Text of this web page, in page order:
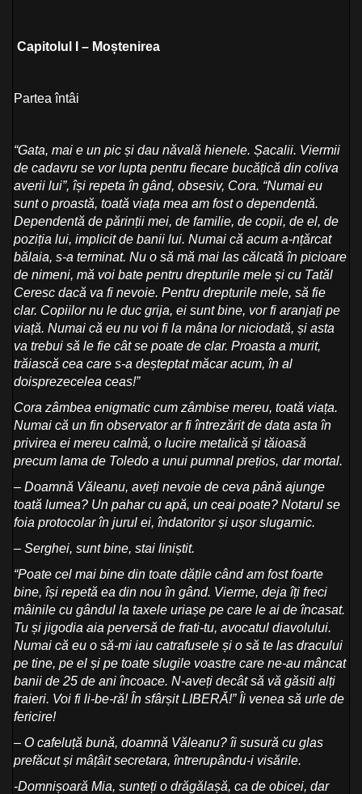
Capitolul I – Moștenirea
Partea întâi
“Gata, mai e un pic și dau năvală hienele. Șacalii. Viermii
de cadavru se vor lupta pentru fiecare bucățică din coliva
averii lui”, își repeta în gând, obsesiv, Cora. “Numai eu
sunt o proastă, toată viața mea am fost o dependentă.
Dependentă de părinții mei, de familie, de copii, de el, de
poziția lui, implicit de banii lui. Numai că acum a-nțărcat
bălaia, s-a terminat. Nu o să mă mai las călcată în picioare
de nimeni, mă voi bate pentru drepturile mele și cu Tatăl
Ceresc dacă va fi nevoie. Pentru drepturile mele, să fie
clar. Copiilor nu le duc grija, ei sunt bine, vor fi aranjați pe
viață. Numai că eu nu voi fi la mâna lor niciodată, și asta
va trebui să le fie cât se poate de clar. Proasta a murit,
trăiască cea care s-a deșteptat măcar acum, în al
doisprezecelea ceas!”
Cora zâmbea enigmatic cum zâmbise mereu, toată viața.
Numai că un fin observator ar fi întrezărit de data asta în
privirea ei mereu calmă, o lucire metalică și tăioasă
precum lama de Toledo a unui pumnal prețios, dar mortal.
– Doamnă Văleanu, aveți nevoie de ceva până ajunge
toată lumea? Un pahar cu apă, un ceai poate? Notarul se
foia protocolar în jurul ei, îndatoritor și ușor slugarnic.
– Serghei, sunt bine, stai liniștit.
“Poate cel mai bine din toate dățile când am fost foarte
bine, își repetă ea din nou în gând. Vierme, deja îți freci
mâinile cu gândul la taxele uriașe pe care le ai de încasat.
Tu și jigodia aia perversă de frati-tu, avocatul diavolului.
Numai că eu o să-mi iau catrafusele și o să te las dracului
pe tine, pe el și pe toate slugile voastre care ne-au mâncat
banii de 25 de ani încoace. N-aveți decât să vă găsiti alți
fraieri. Voi fi li-be-ră! În sfârșit LIBERĂ!” Îi venea să urle de
fericire!
– O cafeluță bună, doamnă Văleanu? îi susură cu glas
prefăcut și mâțâit secretara, întrerupându-i visările.
-Domnișoară Mia, sunteți o drăgălașă, ca de obicei, dar